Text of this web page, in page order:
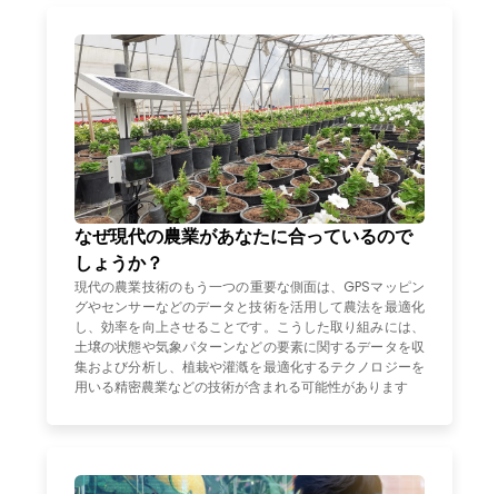
なぜ現代の農業があなたに合っているので
しょうか？
現代の農業技術のもう一つの重要な側面は、GPSマッピン
グやセンサーなどのデータと技術を活用して農法を最適化
し、効率を向上させることです。こうした取り組みには、
土壌の状態や気象パターンなどの要素に関するデータを収
集および分析し、植栽や灌漑を最適化するテクノロジーを
用いる精密農業などの技術が含まれる可能性があります